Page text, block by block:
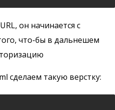
он начинается с
что-бы в дальнешем
сделаем такую верстку: